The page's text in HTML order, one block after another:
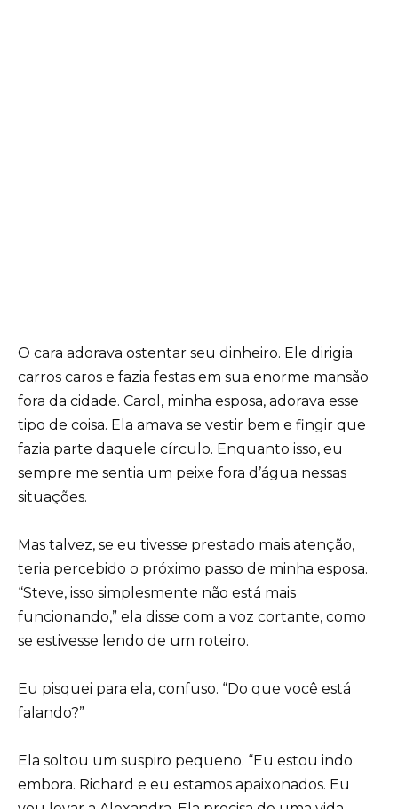
O cara adorava ostentar seu dinheiro. Ele dirigia
carros caros e fazia festas em sua enorme mansão
fora da cidade. Carol, minha esposa, adorava esse
tipo de coisa. Ela amava se vestir bem e fingir que
fazia parte daquele círculo. Enquanto isso, eu
sempre me sentia um peixe fora d’água nessas
situações.
Mas talvez, se eu tivesse prestado mais atenção,
teria percebido o próximo passo de minha esposa.
“Steve, isso simplesmente não está mais
funcionando,” ela disse com a voz cortante, como
se estivesse lendo de um roteiro.
Eu pisquei para ela, confuso. “Do que você está
falando?”
Ela soltou um suspiro pequeno. “Eu estou indo
embora. Richard e eu estamos apaixonados. Eu